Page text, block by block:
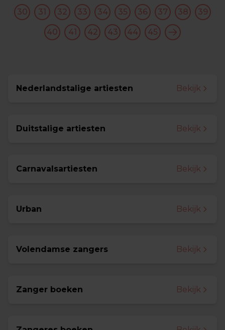
30 31 32 33 34 35 36 37 38 39
40 41 42 43 44 45
Nederlandstalige artiesten Bekijk
Duitstalige artiesten Bekijk
Carnavalsartiesten Bekijk
Urban Bekijk
Volendamse zangers Bekijk
Zanger boeken Bekijk